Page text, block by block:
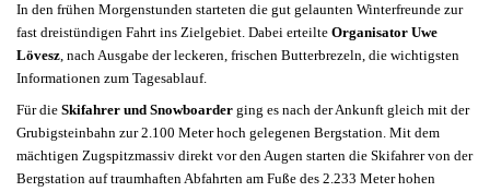
In den frühen Morgenstunden starteten die gut gelaunten Winterfreunde zur
fast dreistündigen Fahrt ins Zielgebiet. Dabei erteilte Organisator Uwe
Lövesz, nach Ausgabe der leckeren, frischen Butterbrezeln, die wichtigsten
Informationen zum Tagesablauf.
Für die Skifahrer und Snowboarder ging es nach der Ankunft gleich mit der
Grubigsteinbahn zur 2.100 Meter hoch gelegenen Bergstation. Mit dem
mächtigen Zugspitzmassiv direkt vor den Augen starten die Skifahrer von der
Bergstation auf traumhaften Abfahrten am Fuße des 2.233 Meter hohen